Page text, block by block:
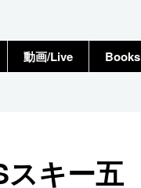
動画/Live Books
キー五